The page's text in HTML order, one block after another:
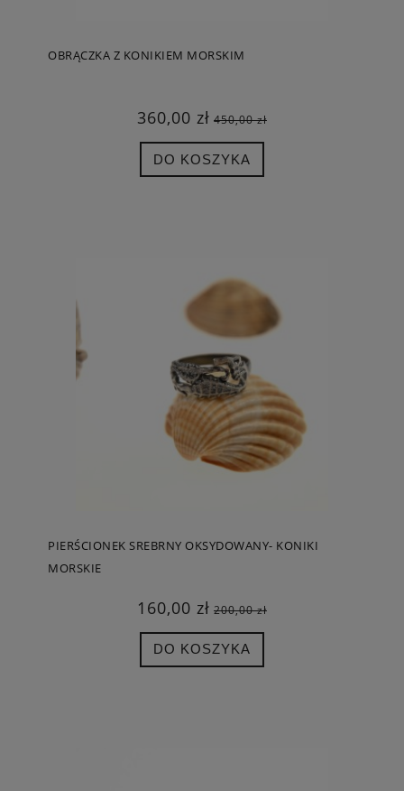
OBRĄCZKA Z KONIKIEM MORSKIM
360,00 zł 450,00 zł
DO KOSZYKA
PIERŚCIONEK SREBRNY OKSYDOWANY- KONIKI
MORSKIE
160,00 zł 200,00 zł
DO KOSZYKA